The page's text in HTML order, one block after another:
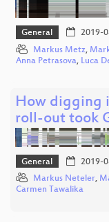
General 2019-
Markus Metz,
Anna Petrasova, Luca
How digging
roll-out took
General 2019-
Markus Neteler,
Carmen Tawalika